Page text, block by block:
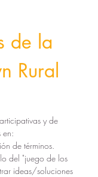
de la
Rural
y de
en:
de términos.
del "juego de los
ideas/soluciones